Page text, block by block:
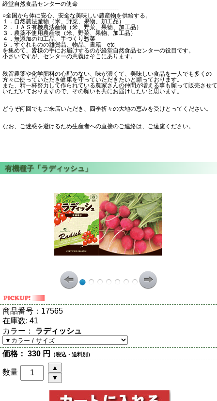
経堂自然食品センターの使命
------------------------------------------------------------
○全国から体に安心、安全な美味しい農産物を供給する。
１．自然農法産物（米、野菜、果物、加工品）
２．ＪＡＳ有機農法産物（米、野菜、果物、加工品）
３．農薬不使用農産物（米、野菜、果物、加工品）
４．無添加の加工品、手づくり惣菜
５．すぐれものの雑貨品、物品、書籍 etc
を集めて、皆様の手にお届けするのが経堂自然食品センターの役目です。
小さいですが、センターの意義はそこにあります。
残留農薬や化学肥料の心配のない、味が濃くて、美味しい食品を一人でも多くの
方々に使っていただき健康を守っていただきたいと願っております。
また、精一杯努力して作られている農家さんの仲間が増える事も願って販売させて
いただいておりますので、その願いも共にお届けしたいと思います。
どうぞ何回でもご来店いただき、四季折々の大地の恵みを受けとってください。
なお、ご迷惑を避けるため生産者への直接のご連絡は、ご遠慮ください。
商品番号： 17565
在庫数: 41
カラー： ラディッシュ
価格： 330 円 （税込・送料別）
数量